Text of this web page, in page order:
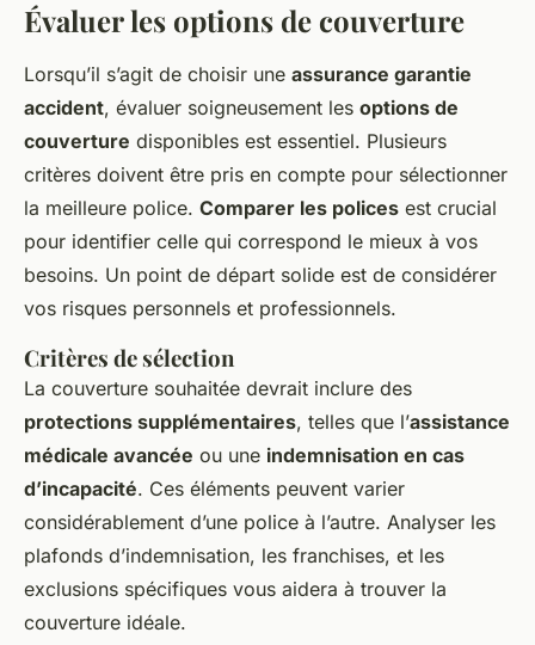
Évaluer les options de couverture
Lorsqu’il s’agit de choisir une assurance garantie
accident, évaluer soigneusement les options de
couverture disponibles est essentiel. Plusieurs
critères doivent être pris en compte pour sélectionner
la meilleure police. Comparer les polices est crucial
pour identifier celle qui correspond le mieux à vos
besoins. Un point de départ solide est de considérer
vos risques personnels et professionnels.
Critères de sélection
La couverture souhaitée devrait inclure des
protections supplémentaires, telles que l’assistance
médicale avancée ou une indemnisation en cas
d’incapacité. Ces éléments peuvent varier
considérablement d’une police à l’autre. Analyser les
plafonds d’indemnisation, les franchises, et les
exclusions spécifiques vous aidera à trouver la
couverture idéale.